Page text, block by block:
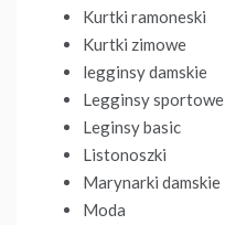
Kurtki ramoneski
Kurtki zimowe
legginsy damskie
Legginsy sportowe
Leginsy basic
Listonoszki
Marynarki damskie
Moda